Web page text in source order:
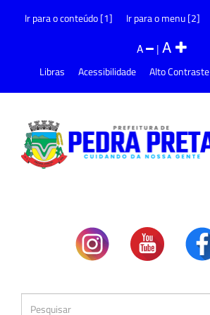
Ir para o conteúdo [1] Ir para o menu [2]
A |A
Libras Acessibilidade Alto Contraste